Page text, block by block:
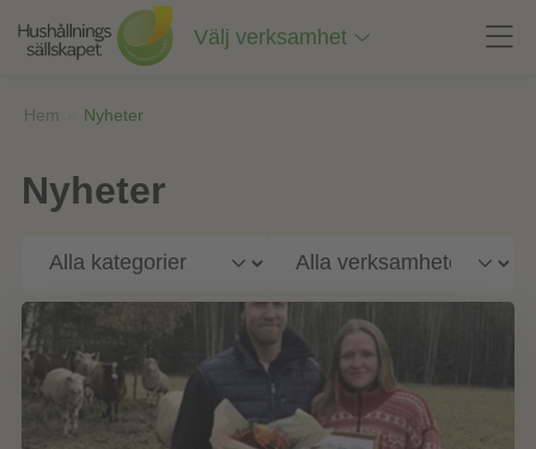
innehåll
Välj verksamhet
Hem Nyheter
Nyheter